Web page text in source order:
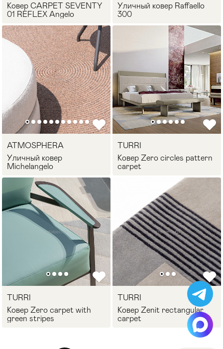
Ковер CARPET SEVENTY
01 REFLEX Angelo
Уличный ковер Raffaello
300
ATMOSPHERA
Уличный ковер
Michelangelo
TURRI
Ковер Zero circles pattern
carpet
TURRI
Ковер Zero carpet with
green stripes
TURRI
Ковер Zenit rectangular
carpet